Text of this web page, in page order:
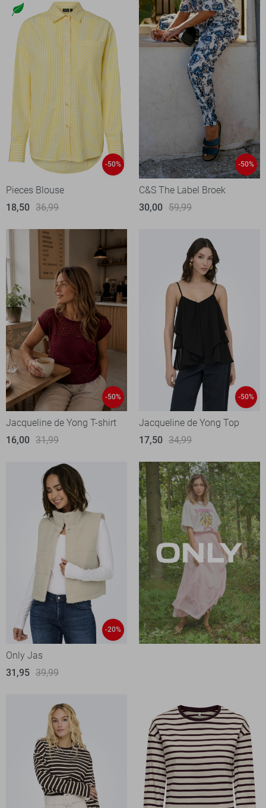
-50%
Pieces Blouse
18,50 36,99
-50%
C&S The Label Broek
30,00 59,99
-50%
Jacqueline de Yong T-shirt
16,00 31,99
-50%
Jacqueline de Yong Top
17,50 34,99
-20%
Only Jas
31,95 39,99